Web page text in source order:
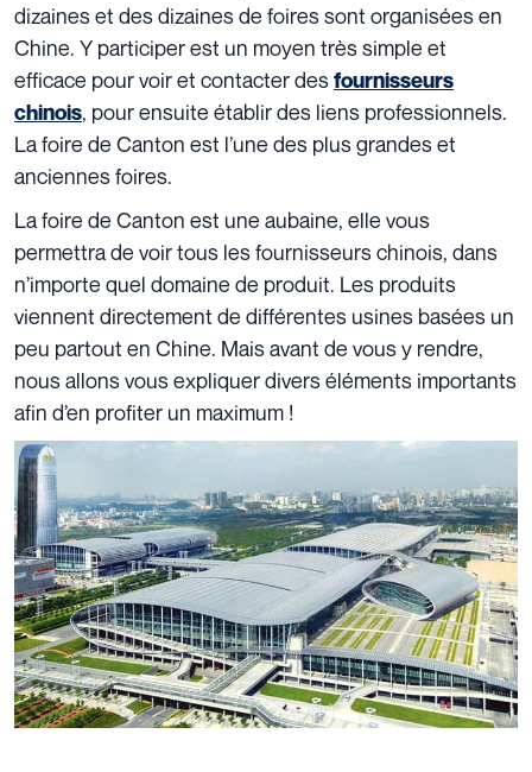
dizaines et des dizaines de foires sont organisées en
Chine. Y participer est un moyen très simple et
efficace pour voir et contacter desfournisseurs
chinois, pour ensuite établir des liens professionnels.
La foire de Canton est l’une des plus grandes et
anciennes foires.
La foire de Canton est une aubaine, elle vous
permettra de voir tous les fournisseurs chinois, dans
n’importe quel domaine de produit. Les produits
viennent directement de différentes usines basées un
peu partout en Chine. Mais avant de vous y rendre,
nous allons vous expliquer divers éléments importants
afin d’en profiter un maximum !